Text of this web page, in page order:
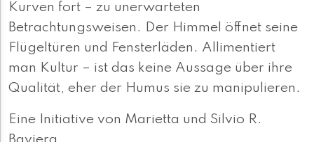
Kurven fort – zu unerwarteten
Betrachtungsweisen. Der Himmel öffnet seine
Flügeltüren und Fensterlä­den. Allimentiert
man Kultur – ist das keine Aussage über ihre
Qualität, eher der Humus sie zu manipulieren.
Eine Initiative von Marietta und Silvio R.